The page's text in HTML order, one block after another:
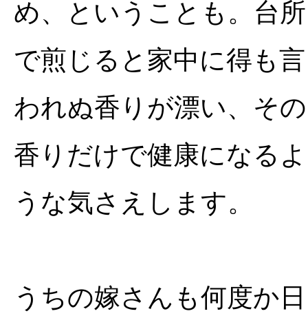
め、ということも。台所
で煎じると家中に得も言
われぬ香りが漂い、その
香りだけで健康になるよ
うな気さえします。
うちの嫁さんも何度か日